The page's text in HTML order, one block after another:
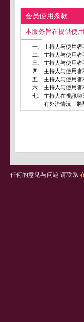
会员使用条款
本服务旨在提供使
一、 主持人与使用
二、 主持人与使用
三、 主持人与使用者
四、 主持人与使用
五、 主持人与使用者
六、 主持人与使用者
七、 主持人在視訊
有外流情況，將
任何的意见与问题 请联系